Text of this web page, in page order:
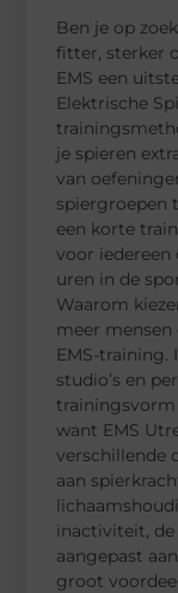
Ben je op
fitter, sterker
EMS een
Elektrische
je spieren
van
spiergroepen
een korte
voor iedereen
uren in de
Waarom
meer mensen
EMS-
studio’s en
trainingsvorm
want EMS
verschillende
aan
inactiviteit,
aangepast
groot